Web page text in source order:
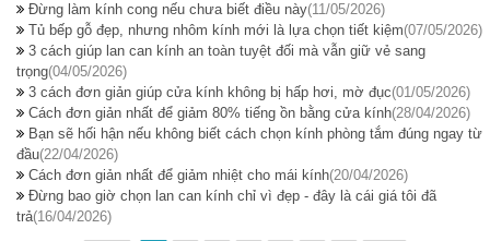
Đừng làm kính cong nếu chưa biết điều này(11/05/2026)
Tủ bếp gỗ đẹp, nhưng nhôm kính mới là lựa chọn tiết kiệm(07/05/2026)
3 cách giúp lan can kính an toàn tuyệt đối mà vẫn giữ vẻ sang
trọng(04/05/2026)
3 cách đơn giản giúp cửa kính không bị hấp hơi, mờ đục(01/05/2026)
Cách đơn giản nhất để giảm 80% tiếng ồn bằng cửa kính(28/04/2026)
Bạn sẽ hối hận nếu không biết cách chọn kính phòng tắm đúng ngay từ
đầu(22/04/2026)
Cách đơn giản nhất để giảm nhiệt cho mái kính(20/04/2026)
Đừng bao giờ chọn lan can kính chỉ vì đẹp - đây là cái giá tôi đã
trả(16/04/2026)